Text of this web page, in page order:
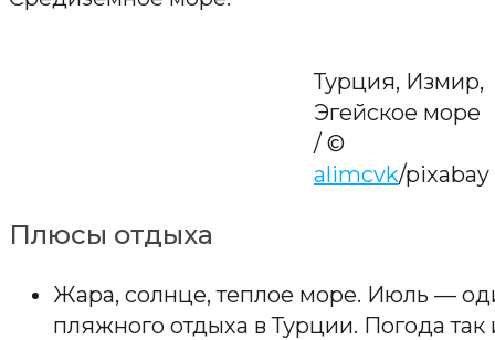
Турция, Измир,
Эгейское море
/ ©
alimcvk/pixabay
Плюсы отдыха
Жара, солнце, теплое море. Июль —
пляжного отдыха в Турции. Погода так